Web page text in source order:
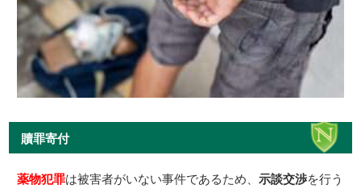
贖罪寄付
薬物犯罪は被害者がいない事件であるため、示談交渉を行う